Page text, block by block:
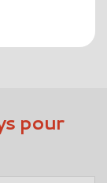
en savoir plus
pour